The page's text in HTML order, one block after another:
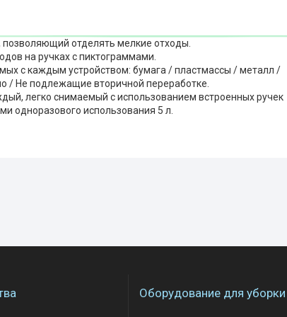
позволяющий отделять мелкие отходы.
на ручках с пиктограммами.
с каждым устройством: бумага / пластмассы / металл /
/ Не подлежащие вторичной переработке.
легко снимаемый с использованием встроенных ручек
одноразового использования 5 л.
Оборудование для уборки